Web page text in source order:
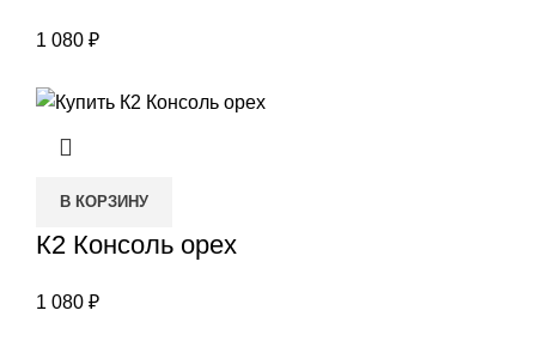
1 080 ₽
В КОРЗИНУ
К2 Консоль орех
1 080 ₽